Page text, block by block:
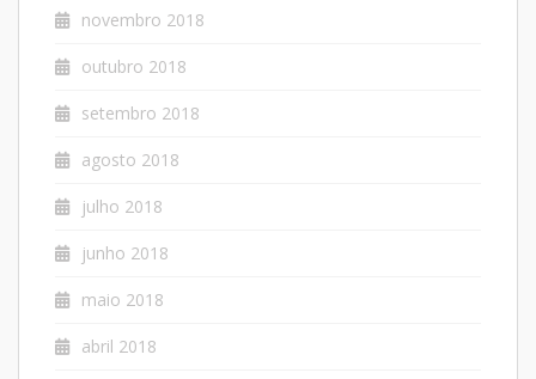
novembro 2018
outubro 2018
setembro 2018
agosto 2018
julho 2018
junho 2018
maio 2018
abril 2018